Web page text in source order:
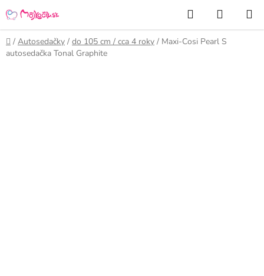
na
obsah
Hľadať
KOŠÍK
Domov
/ Autosedačky / do 105 cm / cca 4 roky / Maxi-Cosi Pearl S
autosedačka Tonal Graphite